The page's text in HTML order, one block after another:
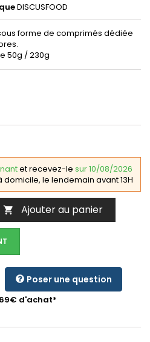
DISCUSFOOD
forme de comprimés dédiée
50g / 230g
et recevez-le sur 10/08/2026
le lendemain avant 13H
 Ajouter au panier
Poser une question
d'achat*